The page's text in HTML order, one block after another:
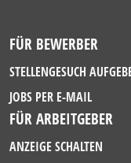
FÜR BEWERBER
STELLENGESUCH
JOBS PER E-MAIL
FÜR ARBEITGEBER
ANZEIGE SCHALTEN